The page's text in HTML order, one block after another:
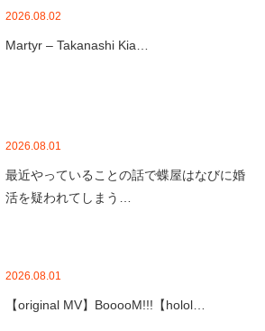
2026.08.02
Martyr – Takanashi Kia…
2026.08.01
最近やっていることの話で蝶屋はなびに婚
活を疑われてしまう…
2026.08.01
【original MV】BooooM!!!【holol…